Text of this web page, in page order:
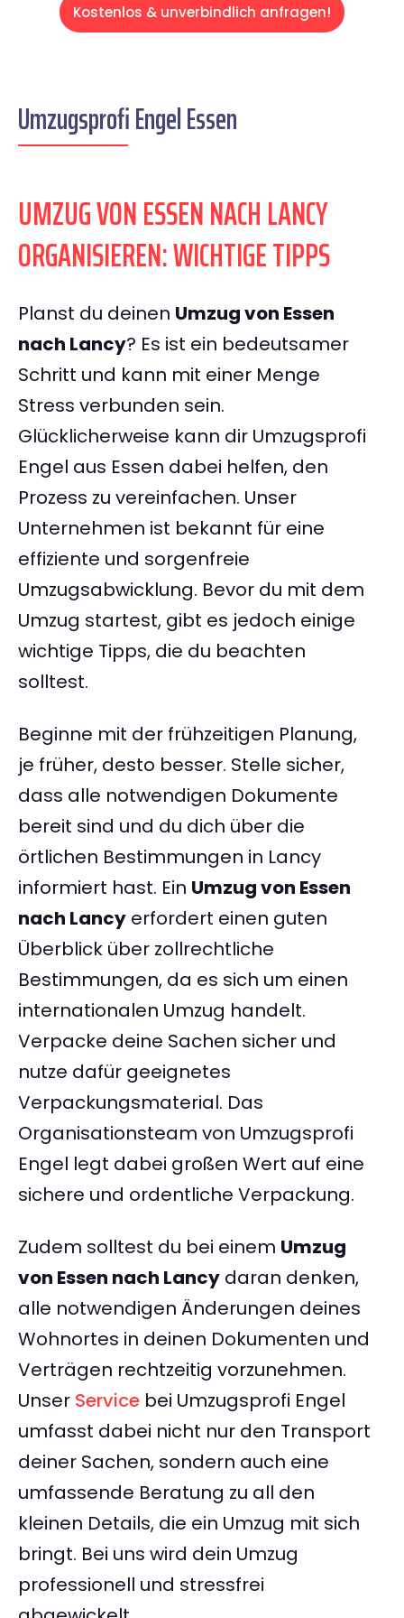
Kostenlos & unverbindlich anfragen!
Umzugsprofi Engel Essen
UMZUG VON ESSEN NACH LANCY
ORGANISIEREN: WICHTIGE TIPPS
Planst du deinen Umzug von Essen
nach Lancy? Es ist ein bedeutsamer
Schritt und kann mit einer Menge
Stress verbunden sein.
Glücklicherweise kann dir Umzugsprofi
Engel aus Essen dabei helfen, den
Prozess zu vereinfachen. Unser
Unternehmen ist bekannt für eine
effiziente und sorgenfreie
Umzugsabwicklung. Bevor du mit dem
Umzug startest, gibt es jedoch einige
wichtige Tipps, die du beachten
solltest.
Beginne mit der frühzeitigen Planung,
je früher, desto besser. Stelle sicher,
dass alle notwendigen Dokumente
bereit sind und du dich über die
örtlichen Bestimmungen in Lancy
informiert hast. Ein Umzug von Essen
nach Lancy erfordert einen guten
Überblick über zollrechtliche
Bestimmungen, da es sich um einen
internationalen Umzug handelt.
Verpacke deine Sachen sicher und
nutze dafür geeignetes
Verpackungsmaterial. Das
Organisationsteam von Umzugsprofi
Engel legt dabei großen Wert auf eine
sichere und ordentliche Verpackung.
Zudem solltest du bei einem Umzug
von Essen nach Lancy daran denken,
alle notwendigen Änderungen deines
Wohnortes in deinen Dokumenten und
Verträgen rechtzeitig vorzunehmen.
Unser Service bei Umzugsprofi Engel
umfasst dabei nicht nur den Transport
deiner Sachen, sondern auch eine
umfassende Beratung zu all den
kleinen Details, die ein Umzug mit sich
bringt. Bei uns wird dein Umzug
professionell und stressfrei